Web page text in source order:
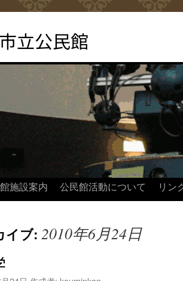
立公民館
施設案内 公民館活動について リン
イブ: 2010年6月24日